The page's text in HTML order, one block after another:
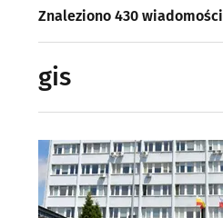
Znaleziono 430 wiadomości
gis